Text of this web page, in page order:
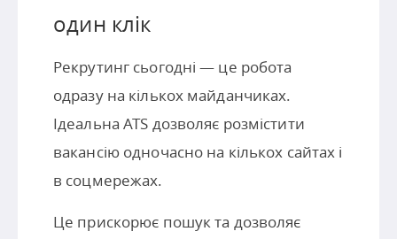
один клік
Рекрутинг сьогодні — це робота
одразу на кількох майданчиках.
Ідеальна ATS дозволяє розмістити
вакансію одночасно на кількох сайтах і
в соцмережах.
Це прискорює пошук та дозволяє